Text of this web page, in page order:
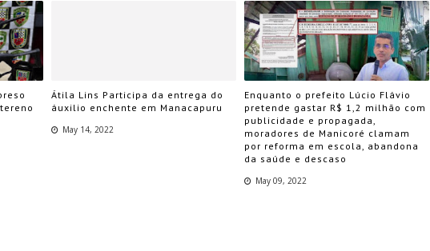
Átila Lins Participa da entrega do
áuxilio enchente em Manacapuru
May 14, 2022
Enquanto o prefeito Lúcio Flávio
pretende gastar R$ 1,2 milhão com
publicidade e propagada,
moradores de Manicoré clamam
por reforma em escola, abandona
da saúde e descaso
May 09, 2022